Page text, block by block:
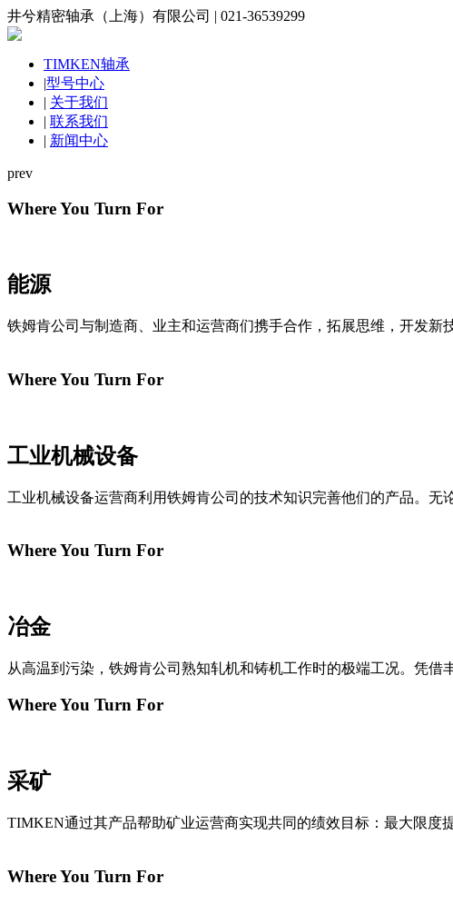
井兮精密轴承（上海）有限公司 | 021-36539299
TIMKEN轴承
|型号中心
| 关于我们
| 联系我们
| 新闻中心
prev
Where You Turn For
能源
铁姆肯公司与制造商、业主和运营商们携手合作，拓展思维，开发
Where You Turn For
工业机械设备
工业机械设备运营商利用铁姆肯公司的技术知识完善他们的产品。
Where You Turn For
冶金
从高温到污染，铁姆肯公司熟知轧机和铸机工作时的极端工况。凭
Where You Turn For
采矿
TIMKEN通过其产品帮助矿业运营商实现共同的绩效目标：最大限度
Where You Turn For